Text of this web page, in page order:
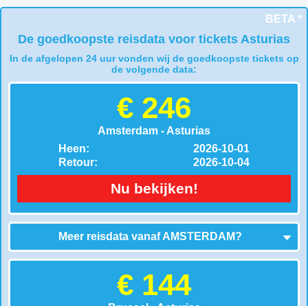
BETA *
De goedkoopste reisdata voor tickets Asturias
In de afgelopen 24 uur vonden wij de goedkoopste tickets op
de volgende data:
€ 246
Amsterdam - Asturias
Heen:
Retour:
2026-10-01
2026-10-04
Nu bekijken!
Meer reisdata vanafAMSTERDAM?
€ 144